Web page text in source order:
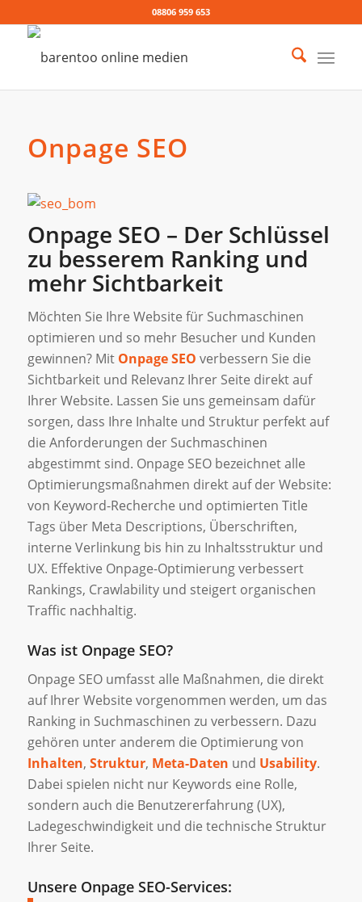
08806 959 653
Onpage SEO
Onpage SEO – Der Schlüssel
zu besserem Ranking und
mehr Sichtbarkeit
Möchten Sie Ihre Website für Suchmaschinen
optimieren und so mehr Besucher und Kunden
gewinnen? Mit Onpage SEO verbessern Sie die
Sichtbarkeit und Relevanz Ihrer Seite direkt auf
Ihrer Website. Lassen Sie uns gemeinsam dafür
sorgen, dass Ihre Inhalte und Struktur perfekt auf
die Anforderungen der Suchmaschinen
abgestimmt sind. Onpage SEO bezeichnet alle
Optimierungsmaßnahmen direkt auf der Website:
von Keyword-Recherche und optimierten Title
Tags über Meta Descriptions, Überschriften,
interne Verlinkung bis hin zu Inhaltsstruktur und
UX. Effektive Onpage-Optimierung verbessert
Rankings, Crawlability und steigert organischen
Traffic nachhaltig.
Was ist Onpage SEO?
Onpage SEO umfasst alle Maßnahmen, die direkt
auf Ihrer Website vorgenommen werden, um das
Ranking in Suchmaschinen zu verbessern. Dazu
gehören unter anderem die Optimierung von
Inhalten, Struktur, Meta-Daten und Usability.
Dabei spielen nicht nur Keywords eine Rolle,
sondern auch die Benutzererfahrung (UX),
Ladegeschwindigkeit und die technische Struktur
Ihrer Seite.
Unsere Onpage SEO-Services: